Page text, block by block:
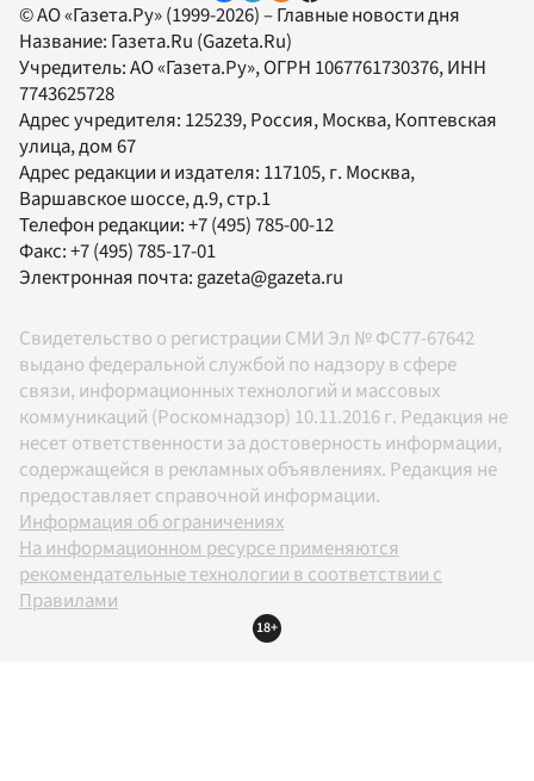
© АО «Газета.Ру» (1999-2026) – Главные новости дня
Название: Газета.Ru (Gazeta.Ru)
Учредитель:АО «Газета.Ру», ОГРН 1067761730376, ИНН
7743625728
Адрес учредителя: 125239, Россия, Москва, Коптевская
улица, дом 67
Адрес редакции и издателя: 117105, г. Москва,
Варшавское шоссе, д.9, стр.1
Телефон редакции:+7 (495) 785-00-12
Факс:+7 (495) 785-17-01
Электронная почта:gazeta@gazeta.ru
Свидетельство о регистрации СМИ Эл № ФС77-67642
выдано федеральной службой по надзору в сфере
связи, информационных технологий и массовых
коммуникаций (Роскомнадзор) 10.11.2016 г. Редакция не
несет ответственности за достоверность информации,
содержащейся в рекламных объявлениях. Редакция не
предоставляет справочной информации.
Информация об ограничениях
На информационном ресурсе применяются
рекомендательные технологии в соответствии с
Правилами
18+